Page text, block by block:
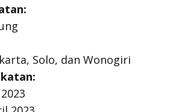
Solo, dan Wonogiri